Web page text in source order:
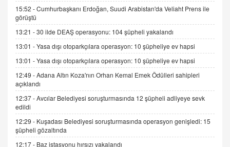
15.09.2025 16:17
SEHER EREK
Kış Ayları Geldi, Hangi Önlemler Alınmalı?
9.12.2025 10:11
İNCİ GÜL AKÖL
06.07.2026 13:00
ADEM AKÖL
Esed Destekçilerinin Yüzüne Vurulan Şamar:
15:52 -Cumhurbaşkanı Erdoğan, Suudi Arabistan'da Veliaht Prens ile
görüştü
13:21 -30 ilde DEAŞ operasyonu: 104 şüpheli yakalandı
13:01 -Yasa dışı otoparkçılara operasyon: 10 şüpheliye ev hapsi
13:01 -Yasa dışı otoparkçılara operasyon: 10 şüpheliye ev hapsi
12:49 -Adana Altın Koza'nın Orhan Kemal Emek Ödülleri sahipleri
açıklandı
12:37 -Avcılar Belediyesi soruşturmasında 12 şüpheli adliyeye sevk
edildi
12:29 - Kuşadası Belediyesi soruşturmasında operasyon genişledi: 15
şüpheli gözaltında
12:17 - Baz istasyonu hırsızı yakalandı